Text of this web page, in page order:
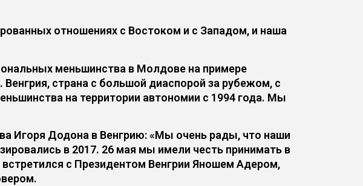
отношениях с Востоком и с Западом, и наша
меньшинства в Молдове на примере
Венгрия, страна с большой диаспорой за рубежом, с
на территории автономии с 1994 года. Мы
Игоря Додона в Венгрию: «Мы очень рады, что наши
в 2017. 26 мая мы имели честь принимать в
с Президентом Венгрии Яношем Адером,